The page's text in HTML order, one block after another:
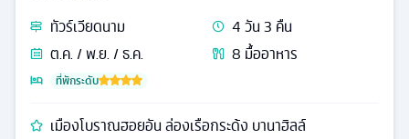
ทัวร์เวียดนาม 4วัน3 คืน
ต.ค. / พ.ย. / ธ.ค.
8 มื้ออาหาร
ที่พักระดับ
เมืองโบราณฮอยอัน ล่องเรือกระด้ง บานาฮิลล์